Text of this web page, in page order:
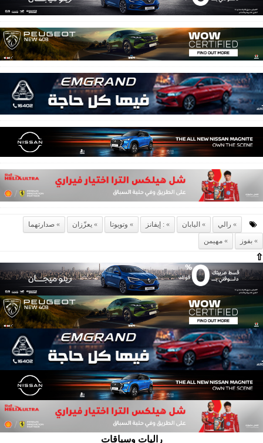
رالي اليابان : إيفانز وتويوتا يعزّزان
صدارتهما
بفوز
مهيمن
⇧
راليات وسباقات